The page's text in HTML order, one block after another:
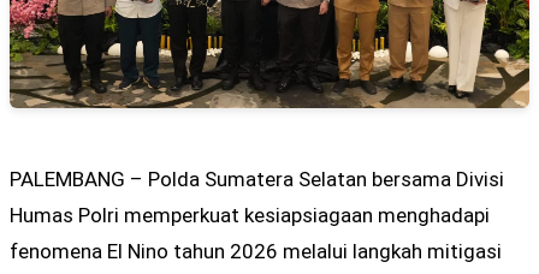
PALEMBANG – Polda Sumatera Selatan bersama Divisi
Humas Polri memperkuat kesiapsiagaan menghadapi
fenomena El Nino tahun 2026 melalui langkah mitigasi